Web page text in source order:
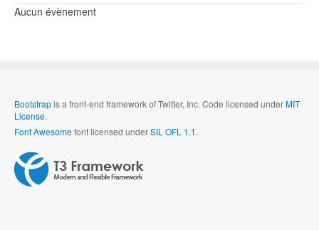
Aucun évènement
Bootstrapis a front-end framework of Twitter, Inc. Code licensed underMIT
License.
Font Awesomefont licensed underSIL OFL 1.1.